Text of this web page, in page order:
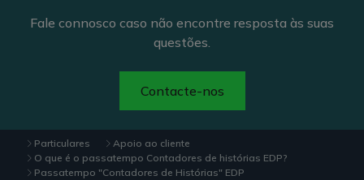
Fale connosco caso não encontre resposta às suas
questões.
Contacte-nos
Particulares
Apoio ao cliente
O que é o passatempo Contadores de histórias EDP?
Passatempo "Contadores de Histórias" EDP